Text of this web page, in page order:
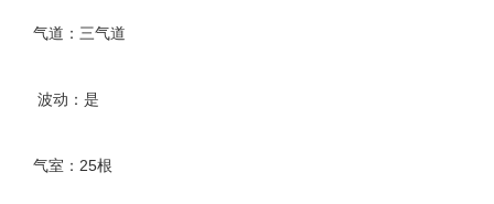
气道：三气道
波动：是
气室：25根